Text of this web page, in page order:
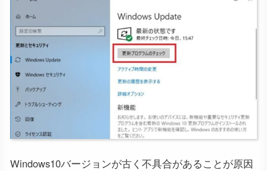
Windows10バージョンが古く不具合があることが原因